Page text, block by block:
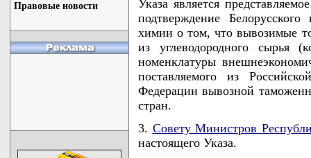
Правовые новости
Указа является
подтверждение
химии о том, что вывозимые
из углеводородного
номенклатуры
поставляемого из
Федерации вывозной
стран.
3. Совету Министров
настоящего Указа.